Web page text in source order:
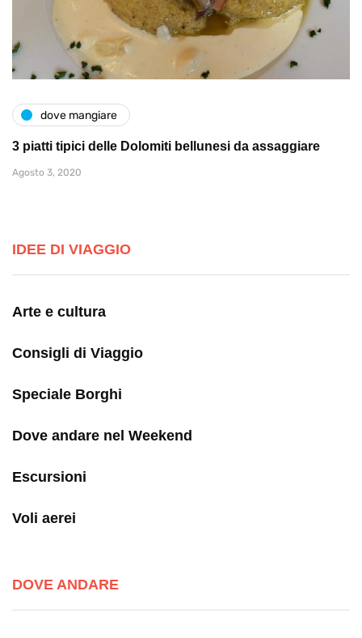
dove mangiare
3 piatti tipici delle Dolomiti bellunesi da assaggiare
Agosto 3, 2020
IDEE DI VIAGGIO
Arte e cultura
Consigli di Viaggio
Speciale Borghi
Dove andare nel Weekend
Escursioni
Voli aerei
DOVE ANDARE